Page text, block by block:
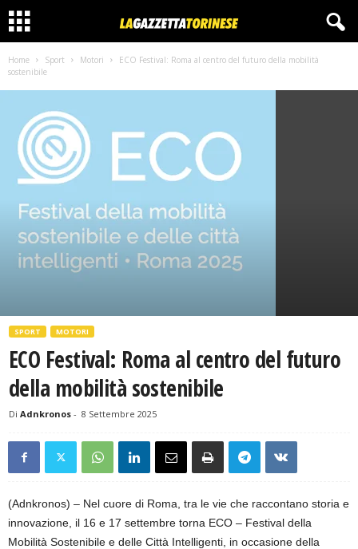
Home Sport Motori
ECO Festival: Roma al centro del futuro della mobilità
sostenibile
SPORT MOTORI
ECO Festival: Roma al centro del futuro
della mobilità sostenibile
Di Adnkronos - 8 Settembre 2025
(Adnkronos) – Nel cuore di Roma, tra le vie che raccontano storia e
innovazione, il 16 e 17 settembre torna ECO – Festival della
Mobilità Sostenibile e delle Città Intelligenti, in occasione della